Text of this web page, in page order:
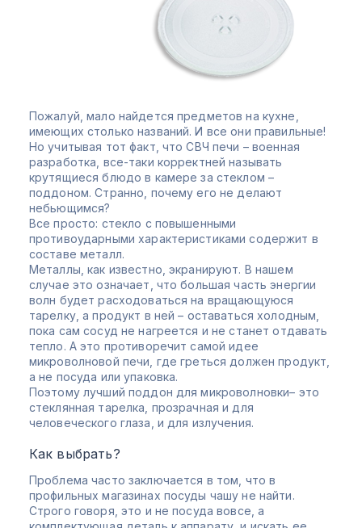
Пожалуй, мало найдется предметов на кухне,
имеющих столько названий. И все они правильные!
Но учитывая тот факт, что СВЧ печи – военная
разработка, все-таки корректней называть
крутящиеся блюдо в камере за стеклом –
поддоном. Странно, почему его не делают
небьющимся?
Все просто: стекло с повышенными
противоударными характеристиками содержит в
составе металл.
Металлы, как известно, экранируют. В нашем
случае это означает, что большая часть энергии
волн будет расходоваться на вращающуюся
тарелку, а продукт в ней – оставаться холодным,
пока сам сосуд не нагреется и не станет отдавать
тепло. А это противоречит самой идее
микроволновой печи, где греться должен продукт,
а не посуда или упаковка.
Поэтому лучший поддон для микроволновки– это
стеклянная тарелка, прозрачная и для
человеческого глаза, и для излучения.
Как выбрать?
Проблема часто заключается в том, что в
профильных магазинах посуды чашу не найти.
Строго говоря, это и не посуда вовсе, а